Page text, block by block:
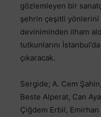
gözlemleyen bir
şehrin çeşitli yönlerini
deviniminden ilham
tutkunlarını
çıkaracak.
Sergide; A. Cem
Beste Alperat, Can
Çiğdem Erbil, Emirhan